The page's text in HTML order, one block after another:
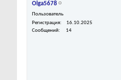
Olga5678
Пользователь
Регистрация
16.10.2025
Сообщений
14